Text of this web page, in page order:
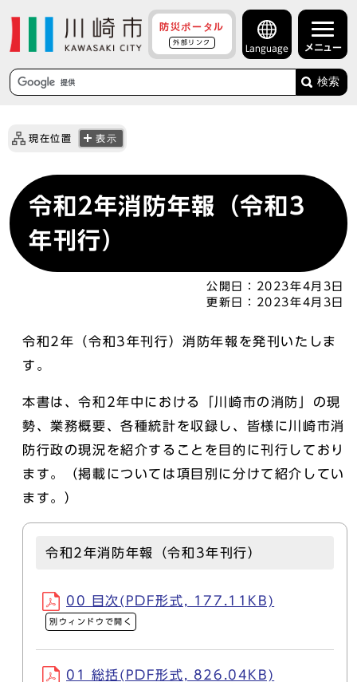
防災ポータル
外部リンク
Language メニュー
検索
現在位置 表示
令和2年消防年報（令和3
年刊行）
公開日：
2023年4月3日
更新日：
2023年4月3日
令和2年（令和3年刊行）消防年報を発刊いたしま
す。
本書は、令和2年中における「川崎市の消防」の現
勢、業務概要、各種統計を収録し、皆様に川崎市消
防行政の現況を紹介することを目的に刊行しており
ます。（掲載については項目別に分けて紹介してい
ます。）
令和2年消防年報（令和3年刊行）
00 目次(PDF形式, 177.11KB)
別ウィンドウで開く
01 総括(PDF形式, 826.04KB)